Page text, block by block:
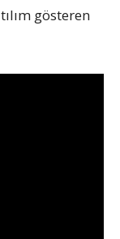
gösteren